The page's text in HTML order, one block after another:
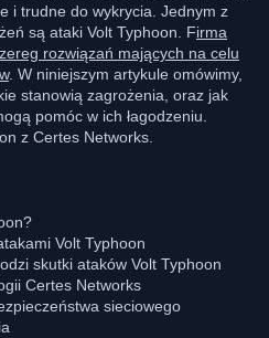
i trudne do wykrycia. Jednym z
są ataki Volt Typhoon. Firma
rozwiązań mających na celu
. W niniejszym artykule omówimy,
stanowią zagrożenia, oraz jak
pomóc w ich łagodzeniu.
z Certes Networks.
Volt Typhoon
skutki ataków Volt Typhoon
Certes Networks
sieciowego